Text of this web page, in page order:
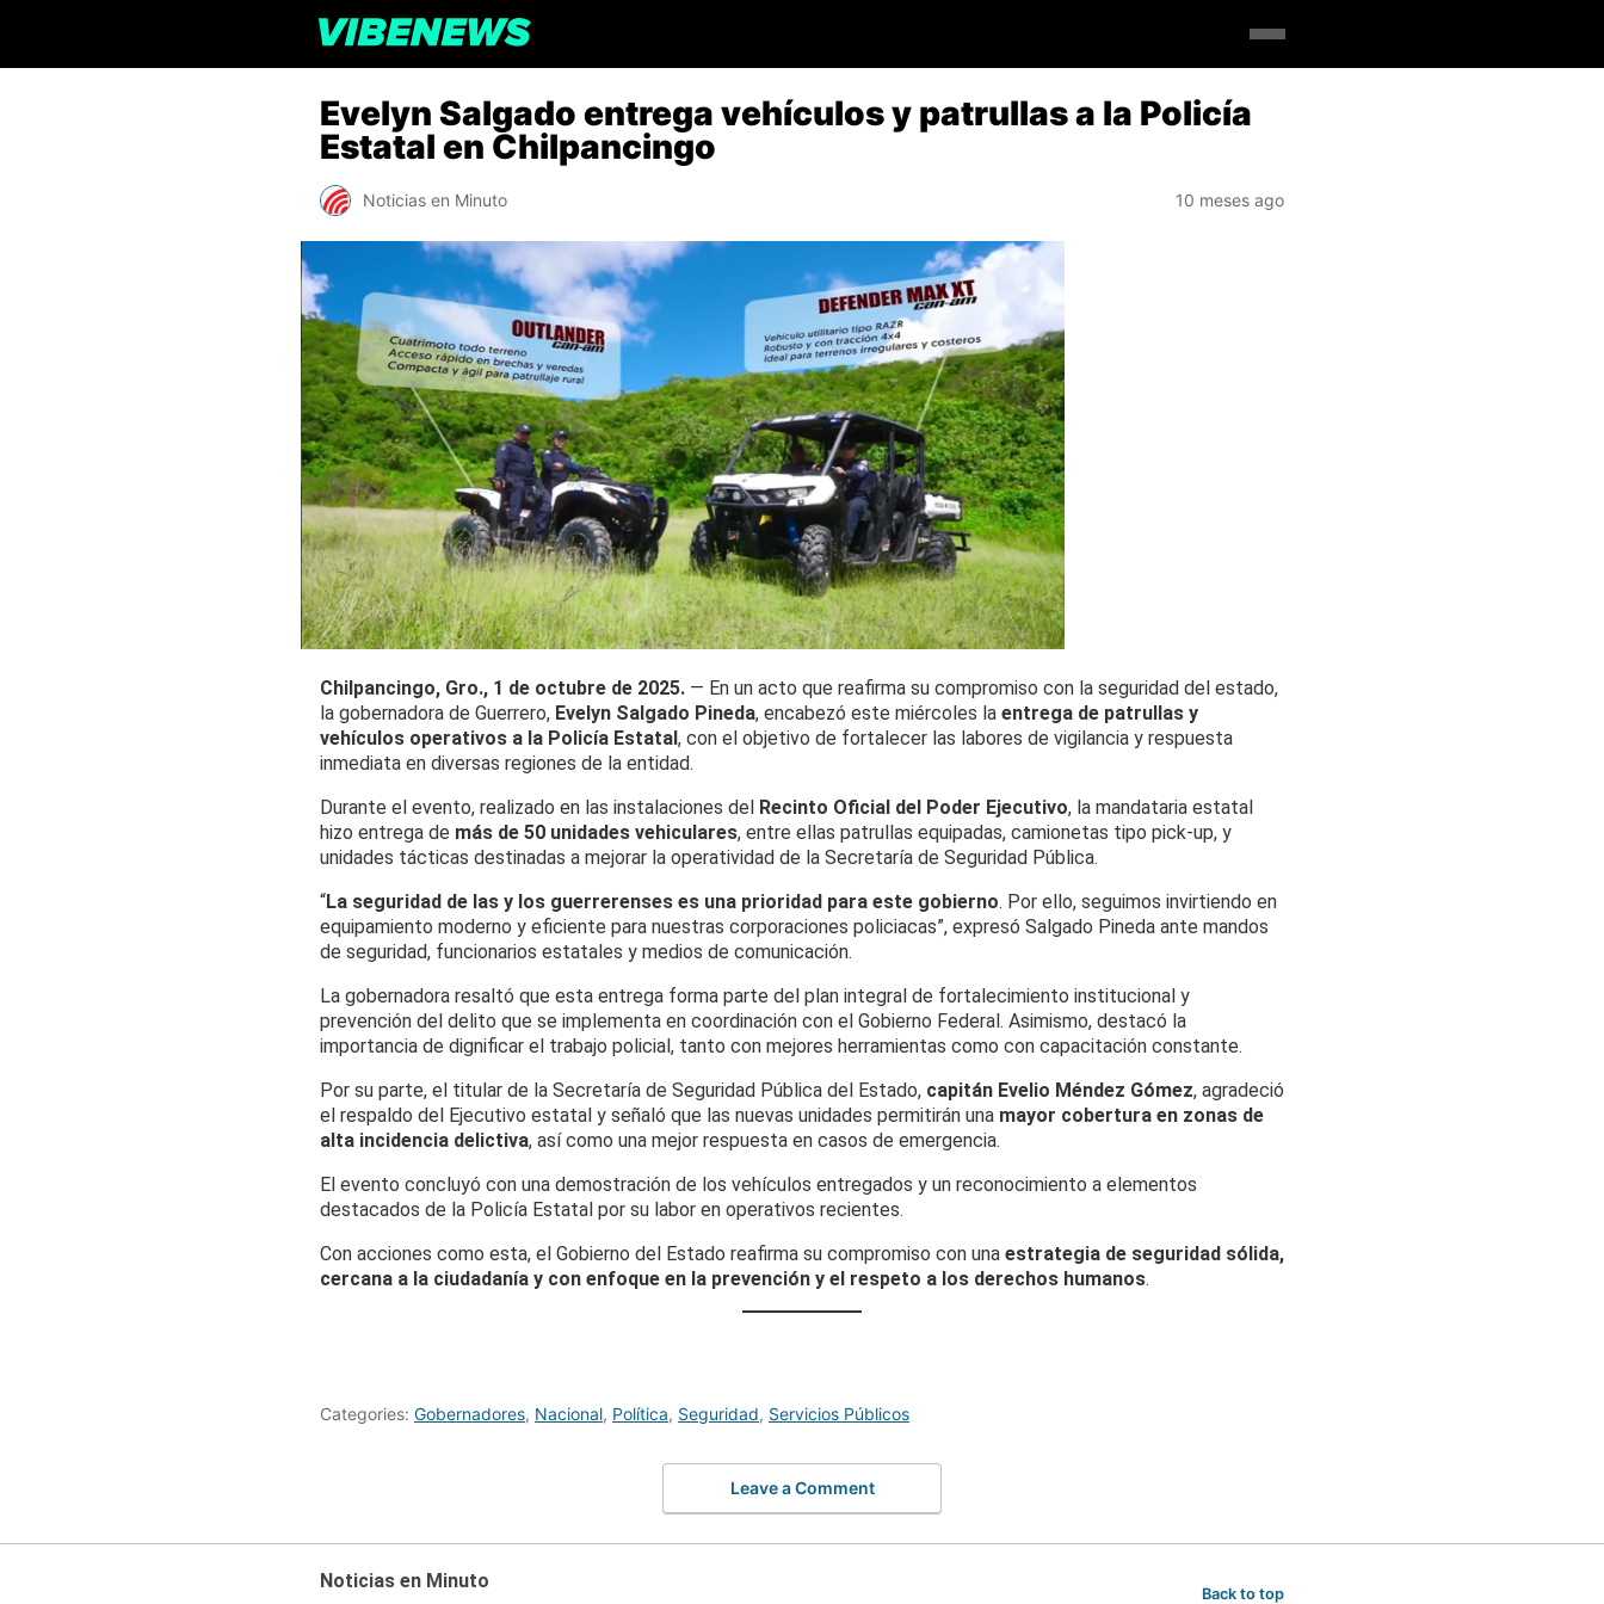
Evelyn Salgado entrega vehículos y patrullas a la Policía
Estatal en Chilpancingo
Noticias en Minuto 10 meses ago
Chilpancingo, Gro., 1 de octubre de 2025. — En un acto que reafirma su compromiso con la seguridad del estado,
la gobernadora de Guerrero, Evelyn Salgado Pineda, encabezó este miércoles la entrega de patrullas y
vehículos operativos a la Policía Estatal, con el objetivo de fortalecer las labores de vigilancia y respuesta
inmediata en diversas regiones de la entidad.
Durante el evento, realizado en las instalaciones del Recinto Oficial del Poder Ejecutivo, la mandataria estatal
hizo entrega de más de 50 unidades vehiculares, entre ellas patrullas equipadas, camionetas tipo pick-up, y
unidades tácticas destinadas a mejorar la operatividad de la Secretaría de Seguridad Pública.
“La seguridad de las y los guerrerenses es una prioridad para este gobierno. Por ello, seguimos invirtiendo en
equipamiento moderno y eficiente para nuestras corporaciones policiacas”, expresó Salgado Pineda ante mandos
de seguridad, funcionarios estatales y medios de comunicación.
La gobernadora resaltó que esta entrega forma parte del plan integral de fortalecimiento institucional y
prevención del delito que se implementa en coordinación con el Gobierno Federal. Asimismo, destacó la
importancia de dignificar el trabajo policial, tanto con mejores herramientas como con capacitación constante.
Por su parte, el titular de la Secretaría de Seguridad Pública del Estado, capitán Evelio Méndez Gómez, agradeció
el respaldo del Ejecutivo estatal y señaló que las nuevas unidades permitirán una mayor cobertura en zonas de
alta incidencia delictiva, así como una mejor respuesta en casos de emergencia.
El evento concluyó con una demostración de los vehículos entregados y un reconocimiento a elementos
destacados de la Policía Estatal por su labor en operativos recientes.
Con acciones como esta, el Gobierno del Estado reafirma su compromiso con una estrategia de seguridad sólida,
cercana a la ciudadanía y con enfoque en la prevención y el respeto a los derechos humanos.
Categories: Gobernadores, Nacional, Política, Seguridad, Servicios Públicos
Leave a Comment
Noticias en Minuto
Back to top